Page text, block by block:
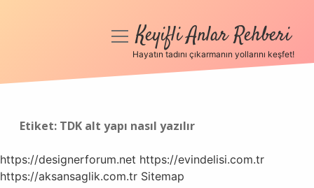
Anasayfa
Hakkımızda
menüyüKeyifli Anlar Rehberi
Hayatın tadını çıkarmanın yollarını keşfet!
Etiket: TDK alt yapı nasıl yazılır
https://designerforum.net https://evindelisi.com.tr
https://aksansaglik.com.tr Sitemap